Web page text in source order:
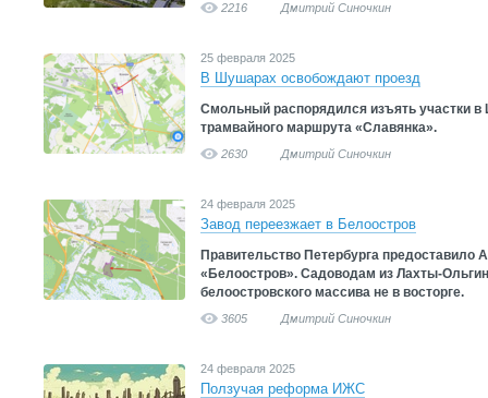
2216 Дмитрий Синочкин
25 февраля 2025
В Шушарах освобождают проезд
Смольный распорядился изъять участки
трамвайного маршрута «Славянка».
2630 Дмитрий Синочкин
24 февраля 2025
Завод переезжает в Белоостров
Правительство Петербурга предоставило
«Белоостров». Садоводам из Лахты-
белоостровского массива не в восторге.
3605 Дмитрий Синочкин
24 февраля 2025
Ползучая реформа ИЖС